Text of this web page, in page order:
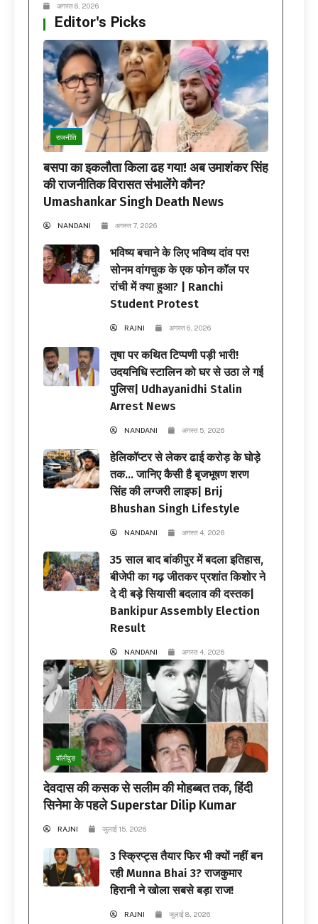
अगस्त 6, 2026
Editor's Picks
राजनीति
बसपा का इकलौता किला ढह गया! अब उमाशंकर सिंह
की राजनीतिक विरासत संभालेंगे कौन?
Umashankar Singh Death News
NANDANI अगस्त 7, 2026
भविष्य बचाने के लिए भविष्य दांव पर!
सोनम वांगचुक के एक फोन कॉल पर
रांची में क्या हुआ? | Ranchi
Student Protest
RAJNI अगस्त 6, 2026
तृषा पर कथित टिप्पणी पड़ी भारी!
उदयनिधि स्टालिन को घर से उठा ले गई
पुलिस| Udhayanidhi Stalin
Arrest News
NANDANI अगस्त 5, 2026
हेलिकॉप्टर से लेकर ढाई करोड़ के घोड़े
तक… जानिए कैसी है बृजभूषण शरण
सिंह की लग्जरी लाइफ| Brij
Bhushan Singh Lifestyle
NANDANI अगस्त 4, 2026
35 साल बाद बांकीपुर में बदला इतिहास,
बीजेपी का गढ़ जीतकर प्रशांत किशोर ने
दे दी बड़े सियासी बदलाव की दस्तक|
Bankipur Assembly Election
Result
NANDANI अगस्त 4, 2026
बॉलीवुड
देवदास की कसक से सलीम की मोहब्बत तक, हिंदी
सिनेमा के पहले Superstar Dilip Kumar
RAJNI जुलाई 15, 2026
3 स्क्रिप्ट्स तैयार फिर भी क्यों नहीं बन
रही Munna Bhai 3? राजकुमार
हिरानी ने खोला सबसे बड़ा राज!
RAJNI जुलाई 8, 2026